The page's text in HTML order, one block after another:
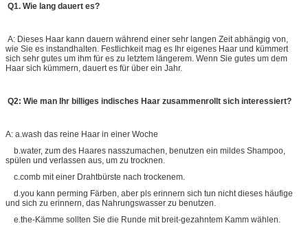
Q1. Wie lang dauert es?
A: Dieses Haar kann dauern während einer sehr langen Zeit abhängig von,
wie Sie es instandhalten. Festlichkeit mag es Ihr eigenes Haar und kümmert
sich sehr gutes um ihm für es zu letztem längerem. Wenn Sie gutes um dem
Haar sich kümmern, dauert es für über ein Jahr.
Q2: Wie man Ihr billiges indisches Haar zusammenrollt sich interessiert?
A: a.wash das reine Haar in einer Woche
b.water, zum des Haares nasszumachen, benutzen ein mildes Shampoo,
spülen und verlassen aus, um zu trocknen.
c.comb mit einer Drahtbürste nach trockenem.
d.you kann perming Färben, aber pls erinnern sich tun nicht dieses häufige
und sich zu erinnern, das Nahrungswasser zu benutzen.
e.the-Kämme sollten Sie die Runde mit breit-gezahntem Kamm wählen.